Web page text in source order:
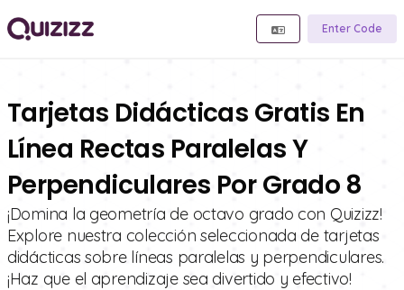
Enter Code
Tarjetas Didácticas Gratis En
Línea Rectas Paralelas Y
Perpendiculares Por Grado 8
¡Domina la geometría de octavo grado con Quizizz!
Explore nuestra colección seleccionada de tarjetas
didácticas sobre líneas paralelas y perpendiculares.
¡Haz que el aprendizaje sea divertido y efectivo!